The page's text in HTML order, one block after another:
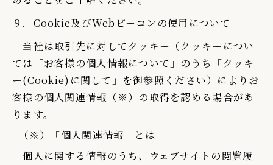
９．Cookie及びWebビーコンの使用について
当社は取引先に対してクッキー（クッキーについ
ては「お客様の個人情報について」のうち「クッキ
ー(Cookie)に関して」を御参照ください）によりお
客様の個人関連情報（※）の取得を認める場合があ
ります。
（※）「個人関連情報」とは
個人に関する情報のうち、ウェブサイトの閲覧履